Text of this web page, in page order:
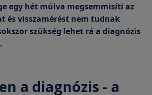
egy hét múlva megsemmisíti az
és visszamérést nem tudnak
szükség lehet rá a diagnózis
a diagnózis - a